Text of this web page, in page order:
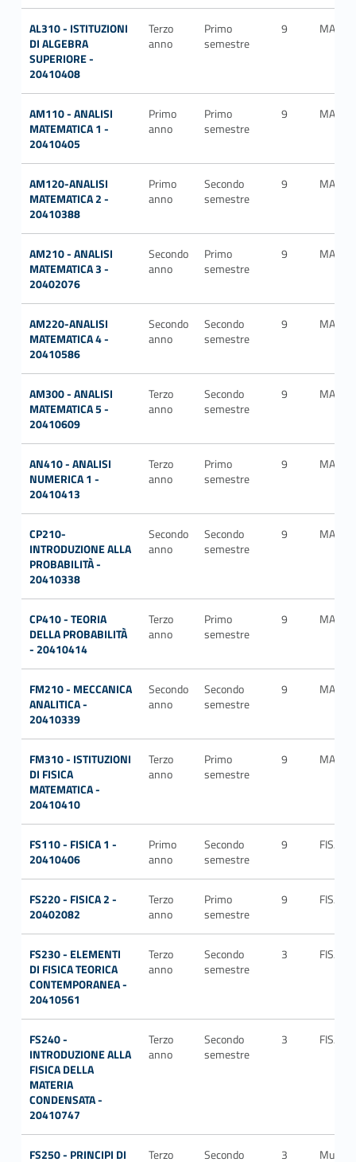
AL310 - ISTITUZIONI
DI ALGEBRA
SUPERIORE -
20410408
Terzo
anno
Primo
semestre
9 MAT/02
AM110 - ANALISI
MATEMATICA 1 -
20410405
Primo
anno
Primo
semestre
9 MAT/05
AM120-ANALISI
MATEMATICA 2 -
20410388
Primo
anno
Secondo
semestre
9 MAT/05
AM210 - ANALISI
MATEMATICA 3 -
20402076
Secondo
anno
Primo
semestre
9 MAT/05
AM220-ANALISI
MATEMATICA 4 -
20410586
Secondo
anno
Secondo
semestre
9 MAT/05
AM300 - ANALISI
MATEMATICA 5 -
20410609
Terzo
anno
Secondo
semestre
9 MAT/05
AN410 - ANALISI
NUMERICA 1 -
20410413
Terzo
anno
Primo
semestre
9 MAT/08
CP210-
INTRODUZIONE ALLA
PROBABILITÀ -
20410338
Secondo
anno
Secondo
semestre
9 MAT/06
CP410 - TEORIA
DELLA PROBABILITÀ
- 20410414
Terzo
anno
Primo
semestre
9 MAT/06
FM210 - MECCANICA
ANALITICA -
20410339
Secondo
anno
Secondo
semestre
9 MAT/07
FM310 - ISTITUZIONI
DI FISICA
MATEMATICA -
20410410
Terzo
anno
Primo
semestre
9 MAT/07
FS110 - FISICA 1 -
20410406
Primo
anno
Secondo
semestre
9 FIS/01
FS220 - FISICA 2 -
20402082
Terzo
anno
Primo
semestre
9 FIS/01
FS230 - ELEMENTI
DI FISICA TEORICA
CONTEMPORANEA -
20410561
Terzo
anno
Secondo
semestre
3 FIS/02
FS240 -
INTRODUZIONE ALLA
FISICA DELLA
MATERIA
CONDENSATA -
20410747
Terzo
anno
Secondo
semestre
3 FIS/03
FS250 - PRINCIPI DI
Terzo
Secondo
3 Multiplo